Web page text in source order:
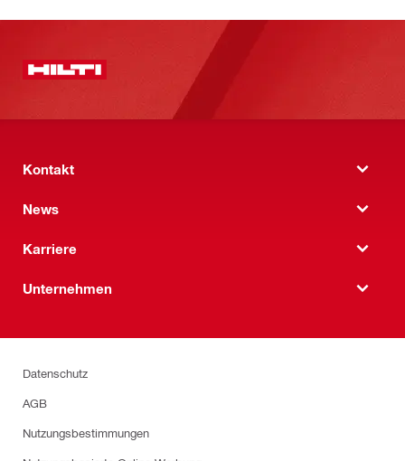
Kontakt
News
Karriere
Unternehmen
Datenschutz
AGB
Nutzungsbestimmungen